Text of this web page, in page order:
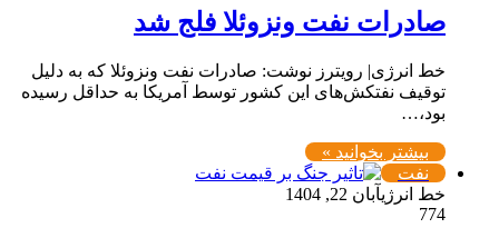
صادرات نفت ونزوئلا فلج شد
خط انرژی| رویترز نوشت: صادرات نفت ونزوئلا که به دلیل
توقیف نفتکش‌های این کشور توسط آمریکا به حداقل رسیده
بود،…
بیشتر بخوانید »
نفت
خط انرژیآبان 22, 1404
774